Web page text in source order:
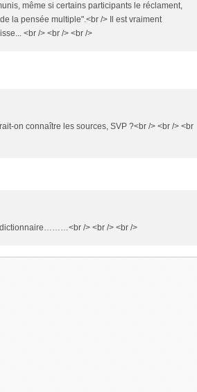
même si certains participants le réclament,
la pensée multiple".<br /> Il est vraiment
<br /> <br /> <br />
on connaître les sources, SVP ?<br /> <br /> <br
dictionnaire………<br /> <br /> <br />